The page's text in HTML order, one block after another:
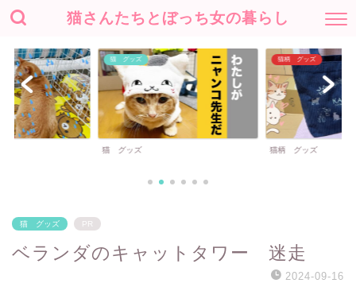
猫さんたちとぼっち女の暮らし
猫 グッズ
猫 グッズ
猫柄 グッズ
猫柄 グッズ
猫 グッズ PR
ベランダのキャットタワー 迷走
2024-09-16